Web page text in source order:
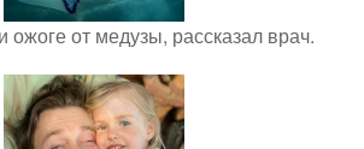
ожоге от медузы, рассказал врач.